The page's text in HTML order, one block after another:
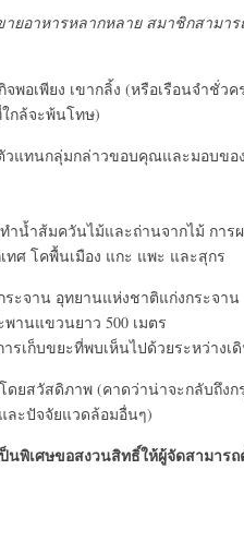
ยอาหารหลากหลาย สมาชิกสามา
พอเพียง เขากลิ้ง (หรือเรือนจำชั่ว
กล้จะพ้นโทษ)
วแทนกลุ่มกล่าวขอบคุณและมอบขอ
ำน้ำส้มควันไม้และถ่านจากไม้ กา
ทศ โคพื้นเมือง แกะ แพะ และสุกร
ระจาน อุทยานแห่งชาติแก่งกระจาน
านแขวนยาว 500 เมตร
เก็บขยะที่พบเห็นไปด้วยระหว่างเ
ดยสวัสดิภาพ (คาดว่าน่าจะกลับถึง
ละปัจจัยแวดล้อมอื่นๆ)
นพิเศษขอสงวนสิทธิ์ให้ผู้จัดสามาร